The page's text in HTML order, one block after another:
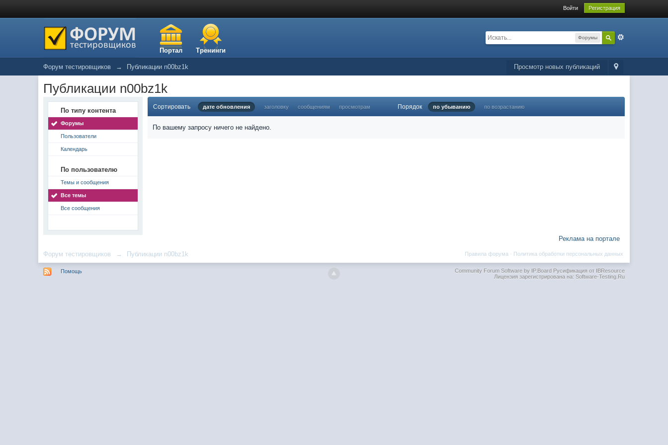
Войти Регистрация
Портал Тренинги
Форумы
Просмотр новых публикаций
Форум тестировщиков → Публикации n00bz1k
Публикации n00bz1k
По типу контента
Форумы
Пользователи
Календарь
По пользователю
Темы и сообщения
Все темы
Все сообщения
Сортировать дате обновления заголовку сообщениям просмотрам Порядок по убыванию по возрастанию
По вашему запросу ничего не найдено.
Реклама на портале
Форум тестировщиков → Публикации n00bz1k Политика обработки персональных данных
Правила форума ·
Помощь Community Forum Software by IP.BoardРусификация от IBResource
Лицензия зарегистрирована на: Software-Testing.Ru